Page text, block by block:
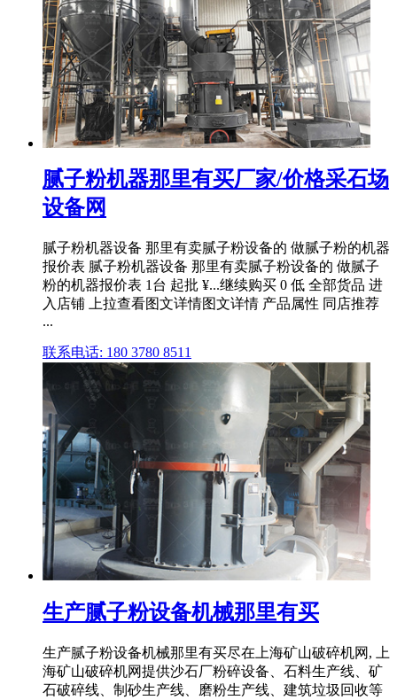
腻子粉机器那里有买厂家/价格采石场
设备网
腻子粉机器设备 那里有卖腻子粉设备的 做腻子粉的机器
报价表 腻子粉机器设备 那里有卖腻子粉设备的 做腻子
粉的机器报价表 1台 起批 ¥...继续购买 0 低 全部货品 进
入店铺 上拉查看图文详情图文详情 产品属性 同店推荐
...
联系电话: 180 3780 8511
生产腻子粉设备机械那里有买
生产腻子粉设备机械那里有买尽在上海矿山破碎机网, 上
海矿山破碎机网提供沙石厂粉碎设备、石料生产线、矿
石破碎线、制砂生产线、磨粉生产线、建筑垃圾回收等